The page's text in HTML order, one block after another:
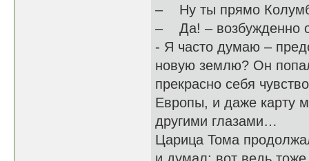
– Ну ты прямо
– Да! – возбужденно
- Я часто думаю –
новую землю? Он
прекрасно себя
Европы, и даже карту
другими глазами…
Царица Тома